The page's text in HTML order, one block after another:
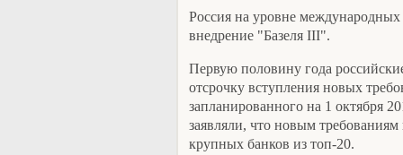
Россия на уровне
внедрение "Базеля III".
Первую половину года
отсрочку вступления новых
запланированного на 1 октября
заявляли, что новым требованиям
крупных банков из топ-20.